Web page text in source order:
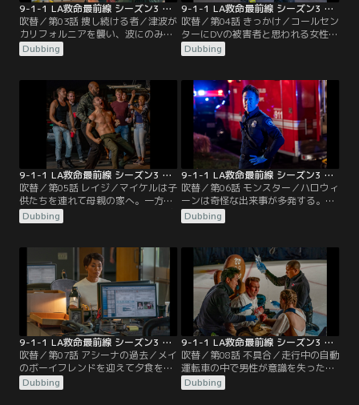
9-1-1 LA救命最前線 シーズン3 第03話／吹替
吹替／第03話 捜し続ける者／津波が
カリフォルニアを襲い、波にのみこ
まれた海辺の遊園地で市民を救出し
ようとするボビーやエディたち。そ
ァーと離れ離れになったバックは、
必死にクリストファーを捜し出そう
とするが、なかなか見つけられずに
いた。そのことを知らないエディ
は、任務中に1人の女性消防士と遭
遇する。
Dubbing
9-1-1 LA救命最前線 シーズン3 第04話／吹替
吹替／第04話 きっかけ／コールセン
ターにDVの被害者と思われる女性か
ら電話が入り、マディは手がかりを
つかむためにその夫婦のことを調べ
する日を目標に努力していた。エデ
ィは、津波に遭って以来、悪夢にう
なされるようになったクリストファ
ーを心配していた。ヘンとカレンは
妊娠の準備を進めていた。
Dubbing
9-1-1 LA救命最前線 シーズン3 第05話／吹替
吹替／第05話 レイジ／マイケルは子
供たちを連れて母親の家へ。一方、
旅行を予定していたアシーナとボビ
ーだったが、バックが市を訴えたた
出席することになる。ボビーはバッ
クの弁護士にアルコール依存症の過
去を掘り起こされ、さらに、別の隊
員たちのようにバックを現場復帰さ
せないことを責め立てられるのだっ
た。
Dubbing
9-1-1 LA救命最前線 シーズン3 第06話／吹替
吹替／第06話 モンスター／ハロウィ
ーンは奇怪な出来事が多発する。チ
ムニーは神出鬼没なカラスに困惑。
コールセンターには車のフロントガ
が入る。アシーナは栄養失調状態で
見つかった少女の事件を調べる。め
でたく118分署に復帰したバックだ
ったが、まずは仲間との信頼関係を
回復する必要があった。
Dubbing
9-1-1 LA救命最前線 シーズン3 第07話／吹替
吹替／第07話 アシーナの過去／メイ
のボーイフレンドを迎えて夕食を取
るアシーナの家族。そこへアシーナ
の上司エレインが、思いもよらない
Dubbing
9-1-1 LA救命最前線 シーズン3 第08話／吹替
吹替／第08話 不具合／走行中の自動
運転車の中で男性が意識を失った。
物流倉庫では搬送ロボットが暴走し
て大惨事に。人々の生活の質を高め
Dubbing